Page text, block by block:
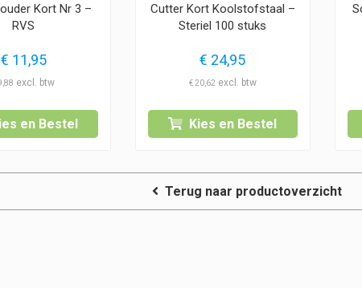
Kort Nr 3 –
RVS
€ 11,95
en Bestel
Cutter Kort Koolstofstaal –
Steriel 100 stuks
€ 24,95
€20,62
Kies en Bestel
Terug naar productoverzicht